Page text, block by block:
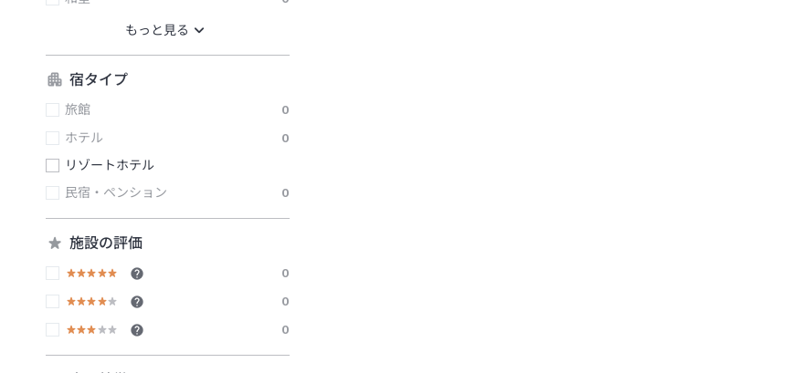
宿タイプ
旅館
0
ホテル
0
リゾートホテル
民宿・ペンション
0
施設の評価
0
0
0